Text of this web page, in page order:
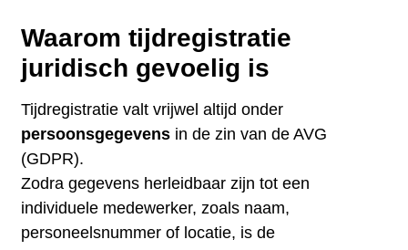
Waarom tijdregistratie
juridisch gevoelig is
Tijdregistratie valt vrijwel altijd onder
persoonsgegevens in de zin van de AVG
(GDPR).
Zodra gegevens herleidbaar zijn tot een
individuele medewerker, zoals naam,
personeelsnummer of locatie, is de